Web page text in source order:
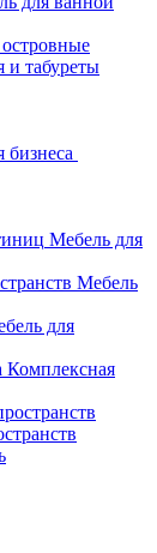
и табуреты
бизнеса
Мебель для
Мебель
для
Комплексная